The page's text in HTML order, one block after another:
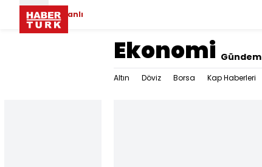
Canlı
Ekonomi Gündem
Altın Döviz Borsa Kap Haberleri